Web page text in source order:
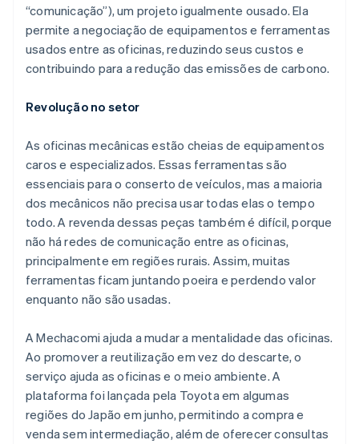
“comunicação”), um projeto igualmente ousado. Ela
permite a negociação de equipamentos e ferramentas
usados entre as oficinas, reduzindo seus custos e
contribuindo para a redução das emissões de carbono.
Revolução no setor
As oficinas mecânicas estão cheias de equipamentos
caros e especializados. Essas ferramentas são
essenciais para o conserto de veículos, mas a maioria
dos mecânicos não precisa usar todas elas o tempo
todo. A revenda dessas peças também é difícil, porque
não há redes de comunicação entre as oficinas,
principalmente em regiões rurais. Assim, muitas
ferramentas ficam juntando poeira e perdendo valor
enquanto não são usadas.
A Mechacomi ajuda a mudar a mentalidade das oficinas.
Ao promover a reutilização em vez do descarte, o
serviço ajuda as oficinas e o meio ambiente. A
plataforma foi lançada pela Toyota em algumas
regiões do Japão em junho, permitindo a compra e
venda sem intermediação, além de oferecer consultas